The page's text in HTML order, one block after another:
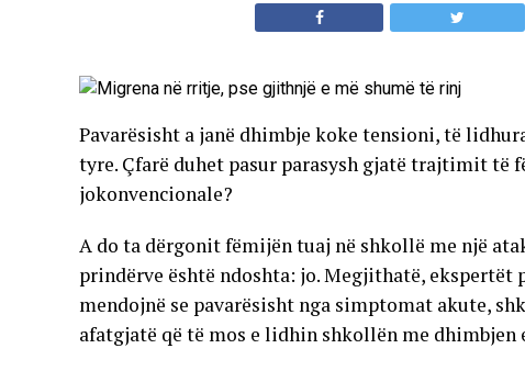
Pavarësisht a janë dhimbje koke tensioni, të
tyre. Çfarë duhet pasur parasysh gjatë trajtimit të
jokonvencionale?
A do ta dërgonit fëmijën tuaj në shkollë me një
prindërve është ndoshta: jo. Megjithatë,
mendojnë se pavarësisht nga simptomat akute,
afatgjatë që të mos e lidhin shkollën me dhimbjen